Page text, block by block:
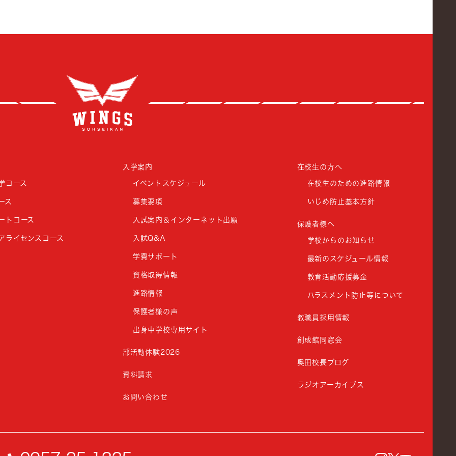
コース
ス
トコース
イセンスコース
入学案内
イベントスケジュール
募集要項
入試案内＆インターネット出願
入試Q&A
学費サポート
資格取得情報
進路情報
保護者様の声
出身中学校専用サイト
部活動体験2026
資料請求
お問い合わせ
在校生の方へ
在校生のための進路情報
いじめ防止基本方針
保護者様へ
学校からのお知らせ
最新のスケジュール情報
教育活動応援募金
ハラスメント防止等について
教職員採用情報
創成館同窓会
奥田校長ブログ
ラジオアーカイブス